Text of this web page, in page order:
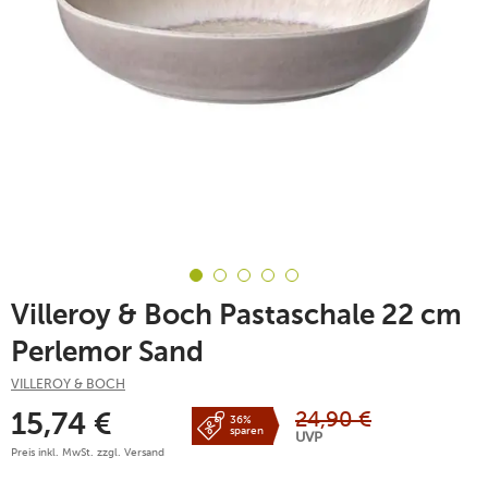
Villeroy & Boch Pastaschale 22 cm
Perlemor Sand
VILLEROY & BOCH
15,74 €
Preis inkl. MwSt. zzgl. Versand
36%
sparen
24,90 €
UVP